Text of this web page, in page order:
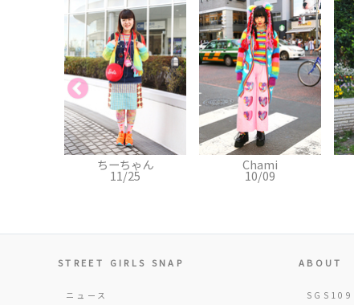
Chami
10/09
紅林大空
05/06
STREET GIRLS SNAP
ニュース
ABOUT
SGS109